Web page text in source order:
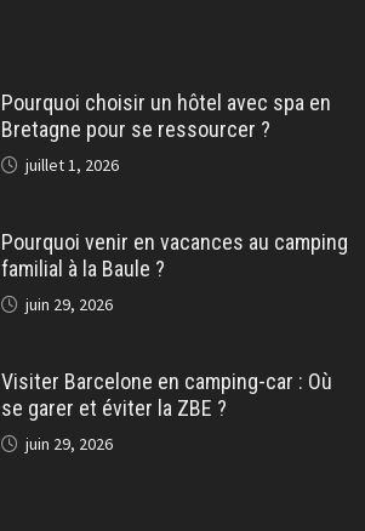
Pourquoi choisir un hôtel avec spa en
Bretagne pour se ressourcer ?
juillet 1, 2026
Pourquoi venir en vacances au camping
familial à la Baule ?
juin 29, 2026
Visiter Barcelone en camping-car : Où
se garer et éviter la ZBE ?
juin 29, 2026